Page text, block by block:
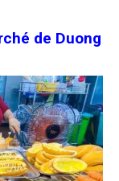
de Duong